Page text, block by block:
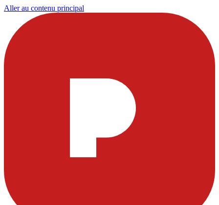
Aller au contenu principal